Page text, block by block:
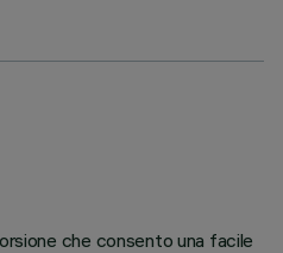
che consento una facile